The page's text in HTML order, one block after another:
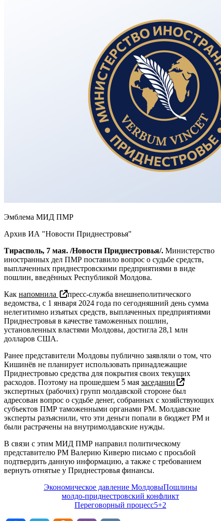
Эмблема МИД ПМР
Архив ИА "Новости Приднестровья"
Тирасполь, 7 мая. /Новости Приднестровья/. Министерство
иностранных дел ПМР поставило вопрос о судьбе средств,
выплаченных приднестровскими предприятиями в виде
пошлин, введённых Республикой Молдова.
Как напомнила
пресс-служба внешнеполитического
ведомства, с 1 января 2024 года по сегодняшний день сумма
нелегитимно изъятых средств, выплаченных предприятиями
Приднестровья в качестве таможенных пошлин,
установленных властями Молдовы, достигла 28,1 млн
долларов США.
Ранее представители Молдовы публично заявляли о том, что
Кишинёв не планирует использовать принадлежащие
Приднестровью средства для покрытия своих текущих
расходов. Поэтому на прошедшем 5 мая заседании
экспертных (рабочих) групп молдавской стороне был
адресован вопрос о судьбе денег, собранных с хозяйствующих
субъектов ПМР таможенными органами РМ. Молдавские
эксперты разъяснили, что эти деньги попали в бюджет РМ и
были растрачены на внутримолдавские нужды.
В связи с этим МИД ПМР направил политическому
представителю РМ Валерию Киверю письмо с просьбой
подтвердить данную информацию, а также с требованием
вернуть отнятые у Приднестровья финансы.
Экономическое давление МолдовыПошлины
молдо-приднестровский конфликт
Переговорный процесс5+2